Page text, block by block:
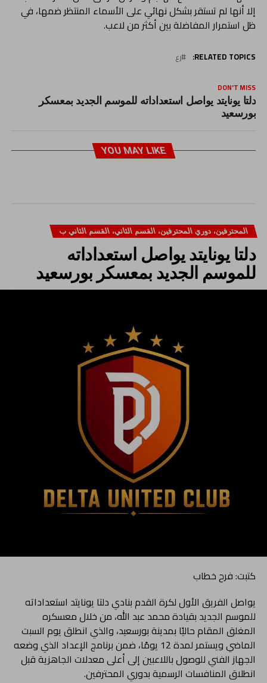
إلا أنها لم تستقر بشكل نهائي على الأسماء المنتظر ضمها، في
ظل استمرار المفاضلة بين أكثر من لاعب.
RELATED TOPICS: رع
DON'T MISS
دلتا يونايتد يواصل استعداداته للموسم الجديد بمعسكر
بورسعيد
YOU MAY LIKE
المحترفين، دوري المحترفين، القسم الثاني، القسم الثاني ب
دلتا يونايتد يواصل استعداداته
للموسم الجديد بمعسكر بورسعيد
كتبت: فرح خطاب
يواصل الفريق الأول لكرة القدم بنادي دلتا يونايتد استعداداته
للموسم الجديد بقيادة محمد عبد الله، من خلال معسكره
المغلق المقام حاليًا بمدينة بورسعيد، والذي انطلق يوم السبت
الماضي ويستمر لمدة 12 يومًا، ضمن برنامج الإعداد الذي وضعه
الجهاز الفني للوصول باللاعبين إلى أعلى معدلات الجاهزية قبل
انطلاق المنافسات الرسمية بدوري المحترفين.